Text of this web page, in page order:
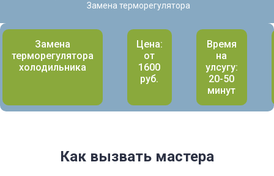
Замена терморегулятора
Замена
терморегулятора
холодильника
Цена:
от
1600
руб.
Время
на
улсугу:
20-50
минут
Как вызвать мастера